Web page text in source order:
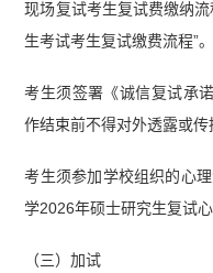
现场复试考生复试费缴纳
生考试考生复试缴费流程”。
考生须签署《诚信复试承
作结束前不得对外透露或传
考生须参加学校组织的心
学2026年硕士研究生复试心
（三）加试